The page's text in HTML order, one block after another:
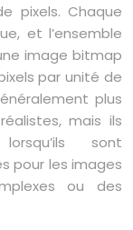
pixels. Chaque
et l’ensemble
image bitmap
par unité de
plus
mais ils
sont
pour les images
ou des